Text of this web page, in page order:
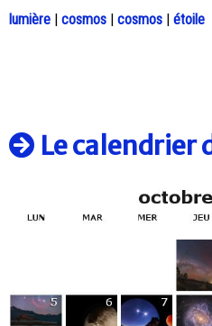
lumière | cosmos | cosmos | étoile
Le calendrier